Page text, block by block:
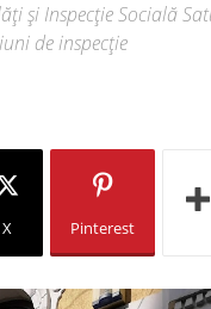
și Inspecție Socială
de inspecție
X Pinterest